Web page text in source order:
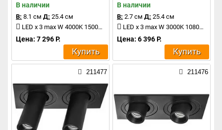
В наличии
В: 8.1 см Д: 25.4 см
LED x 3 max W 4000K 1500Lm
Цена: 7 296 Р.
Купить
В наличии
В: 2.7 см Д: 25.4 см
LED x 3 max W 3000K 1080Lm
Цена: 6 396 Р.
Купить
211477 211476